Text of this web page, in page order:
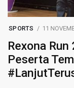
SPORTS 11
Rexona
Peserta